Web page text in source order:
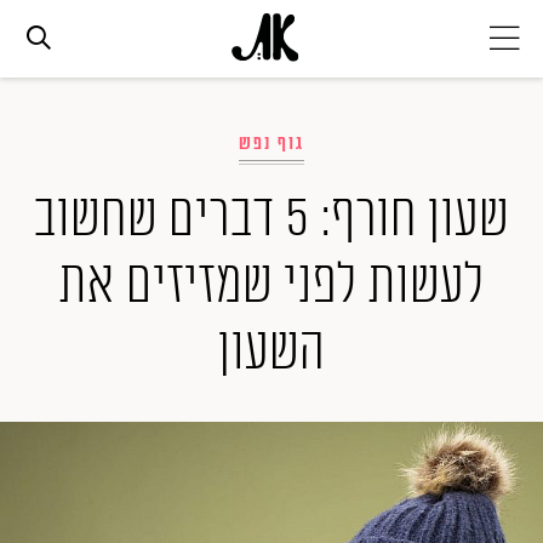
אופנה
ביוטי
סלבס
גוף נפש
שעון חורף: 5 דברים שחשוב
לעשות לפני שמזיזים את
השעון